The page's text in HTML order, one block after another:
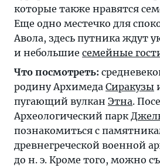
которые также нравятся
Еще одно местечко для
Авола, здесь путника ждут
и небольшие семейные
Что посмотреть:
родину Архимеда Сиракузы
пугающий вулкан Этна.
Археологический парк
познакомиться с
древнегреческой военной
до н. э. Кроме того, можно